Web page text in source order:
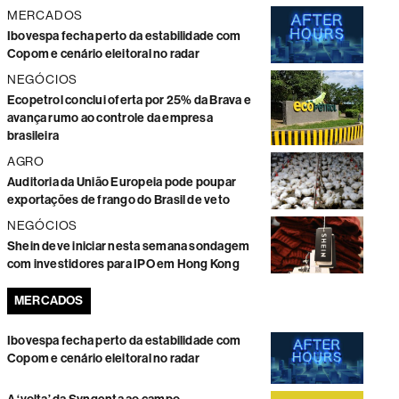
MERCADOS
Ibovespa fecha perto da estabilidade com
Copom e cenário eleitoral no radar
NEGÓCIOS
Ecopetrol conclui oferta por 25% da Brava e
avança rumo ao controle da empresa
brasileira
AGRO
Auditoria da União Europeia pode poupar
exportações de frango do Brasil de veto
NEGÓCIOS
Shein deve iniciar nesta semana sondagem
com investidores para IPO em Hong Kong
MERCADOS
Ibovespa fecha perto da estabilidade com
Copom e cenário eleitoral no radar